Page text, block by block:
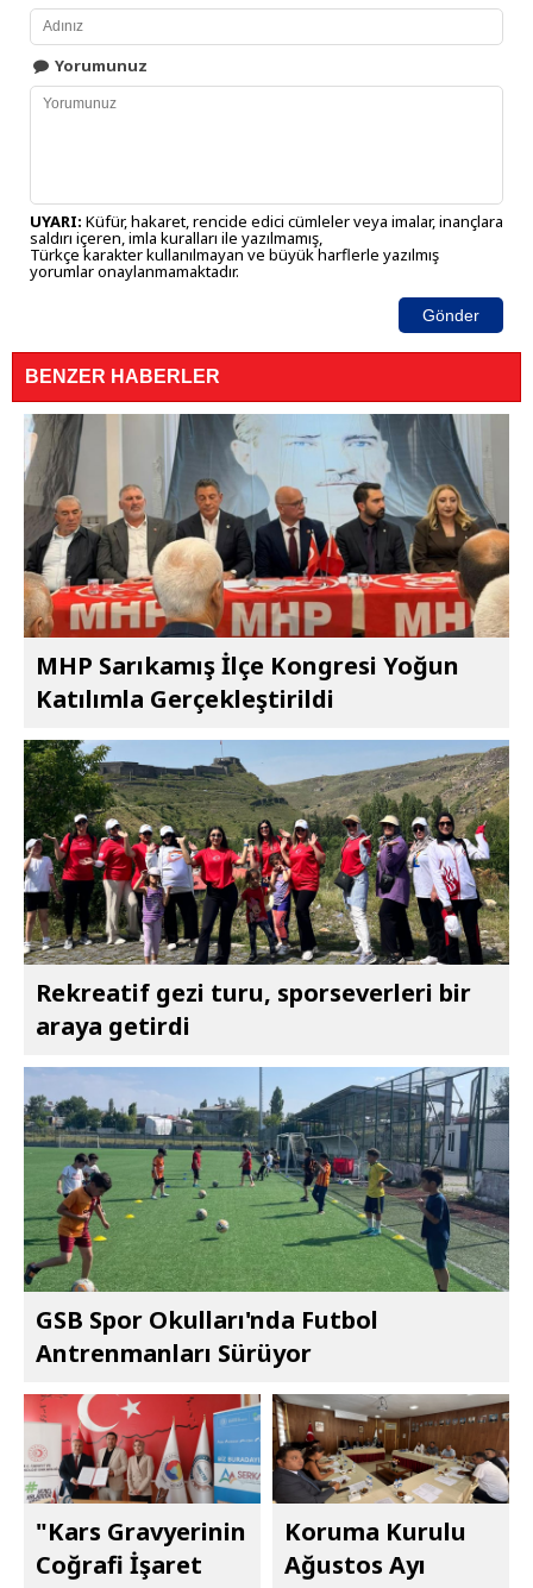
Yorumunuz
UYARI: Küfür, hakaret, rencide edici cümleler veya imalar, inançlara
saldırı içeren, imla kuralları ile yazılmamış,
Türkçe karakter kullanılmayan ve büyük harflerle yazılmış
yorumlar onaylanmamaktadır.
Gönder
BENZER HABERLER
MHP Sarıkamış İlçe Kongresi Yoğun
Katılımla Gerçekleştirildi
Rekreatif gezi turu, sporseverleri bir
araya getirdi
GSB Spor Okulları'nda Futbol
Antrenmanları Sürüyor
"Kars Gravyerinin
Coğrafi İşaret
Koruma Kurulu
Ağustos Ayı